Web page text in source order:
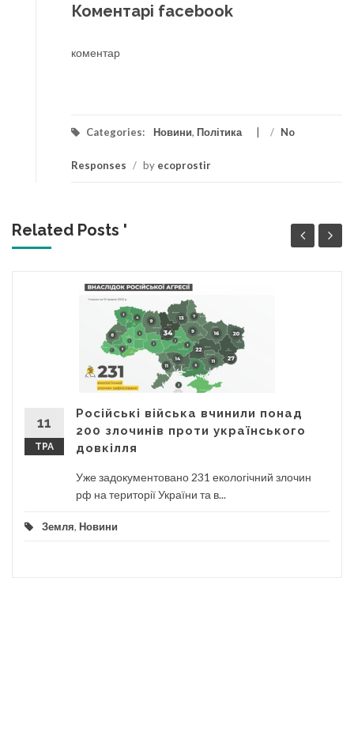
Коментарі facebook
коментар
Categories: Новини, Політика / No
Responses / by ecoprostir
Related Posts '
11
ТРА
Російські війська вчинили понад
200 злочинів проти українського
довкілля
Уже задокументовано 231 екологічний злочин
рф на території України та в...
Земля, Новини